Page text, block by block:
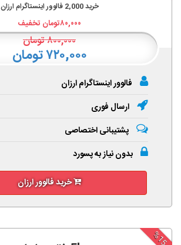
خرید2,000 فالوور اینستاگرام ارزان
۸۰,۰۰۰تومان تخفیف
۸۰۰,۰۰۰تومان
۷۲۰,۰۰۰ تومان
فالوور اینستاگرام ارزان
ارسال فوری
پشتیبانی اختصاصی
بدون نیاز به پسورد
خرید فالوور ارزان
%15